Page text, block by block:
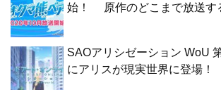
始！ 原作のどこまで放送す
SAOアリシゼーション WoU
にアリスが現実世界に登場！